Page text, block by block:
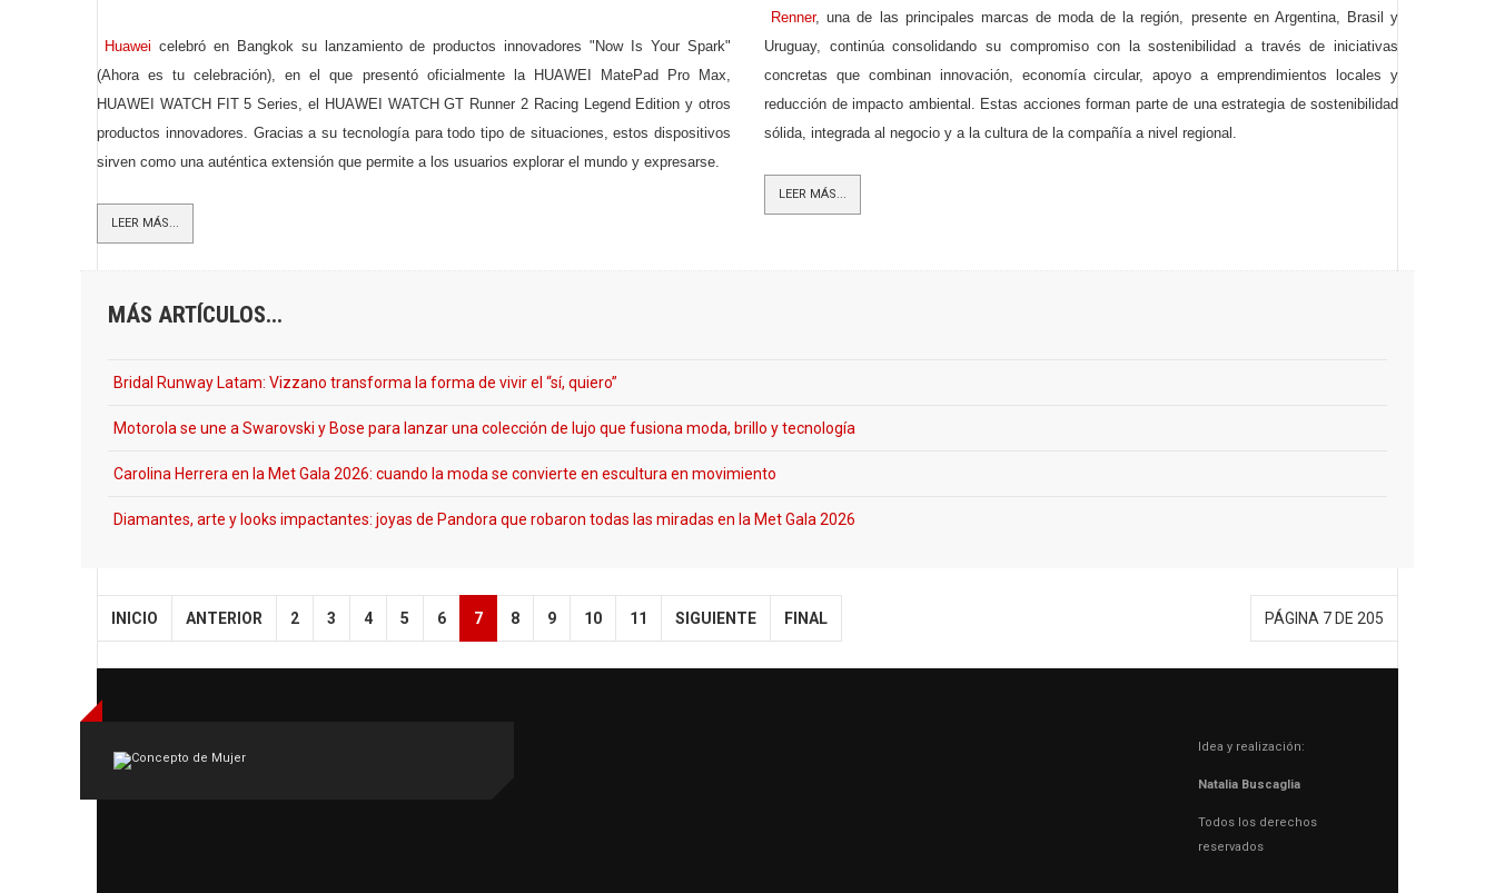
Huawei celebró en Bangkok su lanzamiento de productos innovadores "Now Is Your Spark"
(Ahora es tu celebración), en el que presentó oficialmente la HUAWEI MatePad Pro Max,
HUAWEI WATCH FIT 5 Series, el HUAWEI WATCH GT Runner 2 Racing Legend Edition y otros
productos innovadores. Gracias a su tecnología para todo tipo de situaciones, estos dispositivos
sirven como una auténtica extensión que permite a los usuarios explorar el mundo y expresarse.
LEER MÁS...
Renner, una de las principales marcas de moda de la región, presente en Argentina, Brasil y
Uruguay, continúa consolidando su compromiso con la sostenibilidad a través de iniciativas
concretas que combinan innovación, economía circular, apoyo a emprendimientos locales y
reducción de impacto ambiental. Estas acciones forman parte de una estrategia de sostenibilidad
sólida, integrada al negocio y a la cultura de la compañía a nivel regional.
LEER MÁS...
MÁS ARTÍCULOS...
Bridal Runway Latam: Vizzano transforma la forma de vivir el “sí, quiero”
Motorola se une a Swarovski y Bose para lanzar una colección de lujo que fusiona moda, brillo y tecnología
Carolina Herrera en la Met Gala 2026: cuando la moda se convierte en escultura en movimiento
Diamantes, arte y looks impactantes: joyas de Pandora que robaron todas las miradas en la Met Gala 2026
PÁGINA 7 DE 205
INICIO ANTERIOR 2 3 4 5 6 7 8 9 10 11 SIGUIENTE FINAL
Idea y realización:
Natalia Buscaglia
Todos los derechos
reservados